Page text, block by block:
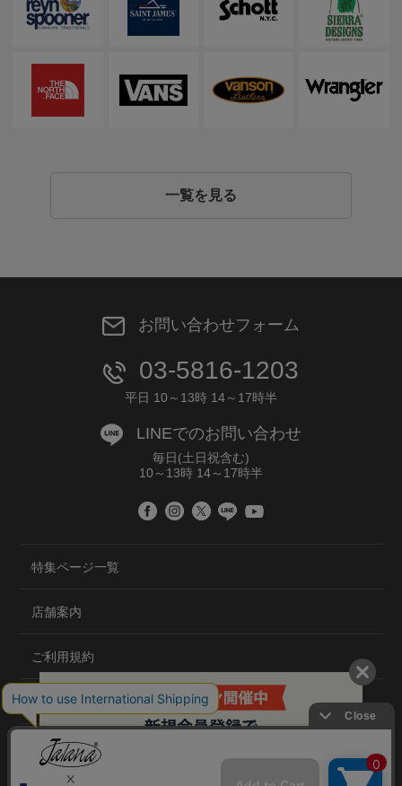
一覧を見る
お問い合わせフォーム
03-5816-1203
平日 10～13時 14～17時半
LINEでのお問い合わせ
毎日(土日祝含む)
10～13時 14～17時半
特集ページ一覧
店舗案内
ご利用規約
プライバシーポリシー
特定商取引法について